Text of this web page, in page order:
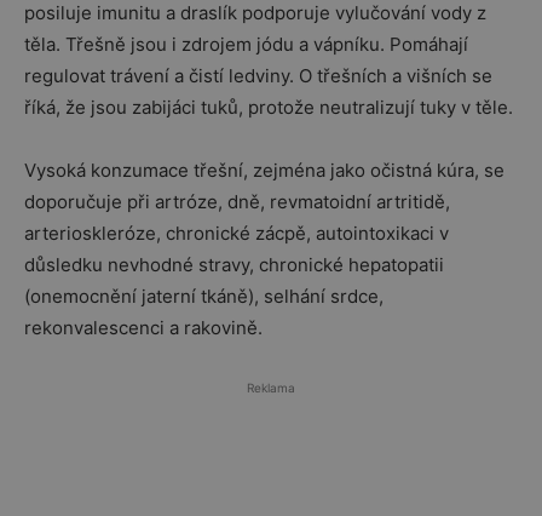
posiluje imunitu a draslík podporuje vylučování vody z
těla. Třešně jsou i zdrojem jódu a vápníku. Pomáhají
regulovat trávení a čistí ledviny. O třešních a višních se
říká, že jsou zabijáci tuků, protože neutralizují tuky v těle.
Vysoká konzumace třešní, zejména jako očistná kúra, se
doporučuje při artróze, dně, revmatoidní artritidě,
arterioskleróze, chronické zácpě, autointoxikaci v
důsledku nevhodné stravy, chronické hepatopatii
(onemocnění jaterní tkáně), selhání srdce,
rekonvalescenci a rakovině.
Reklama